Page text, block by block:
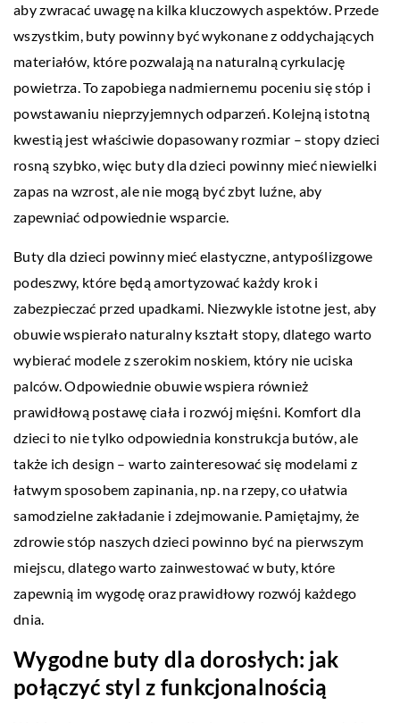
aby zwracać uwagę na kilka kluczowych aspektów. Przede
wszystkim, buty powinny być wykonane z oddychających
materiałów, które pozwalają na naturalną cyrkulację
powietrza. To zapobiega nadmiernemu poceniu się stóp i
powstawaniu nieprzyjemnych odparzeń. Kolejną istotną
kwestią jest właściwie dopasowany rozmiar – stopy dzieci
rosną szybko, więc buty dla dzieci powinny mieć niewielki
zapas na wzrost, ale nie mogą być zbyt luźne, aby
zapewniać odpowiednie wsparcie.
Buty dla dzieci powinny mieć elastyczne, antypoślizgowe
podeszwy, które będą amortyzować każdy krok i
zabezpieczać przed upadkami. Niezwykle istotne jest, aby
obuwie wspierało naturalny kształt stopy, dlatego warto
wybierać modele z szerokim noskiem, który nie uciska
palców. Odpowiednie obuwie wspiera również
prawidłową postawę ciała i rozwój mięśni. Komfort dla
dzieci to nie tylko odpowiednia konstrukcja butów, ale
także ich design – warto zainteresować się modelami z
łatwym sposobem zapinania, np. na rzepy, co ułatwia
samodzielne zakładanie i zdejmowanie. Pamiętajmy, że
zdrowie stóp naszych dzieci powinno być na pierwszym
miejscu, dlatego warto zainwestować w buty, które
zapewnią im wygodę oraz prawidłowy rozwój każdego
dnia.
Wygodne buty dla dorosłych: jak
połączyć styl z funkcjonalnością